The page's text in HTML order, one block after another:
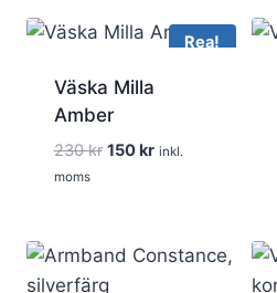
Rea!
Väska Milla
Amber
230kr Det
230 kr.
150 krDet
150 kr.
inkl.
moms